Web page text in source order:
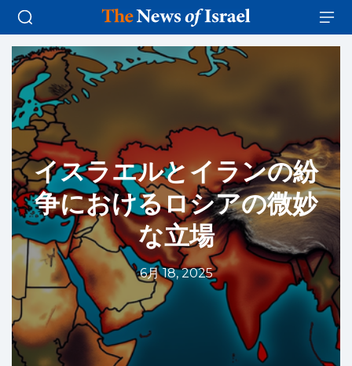
イスラエルとイランの紛
争におけるロシアの微妙
な立場
6月 18, 2025